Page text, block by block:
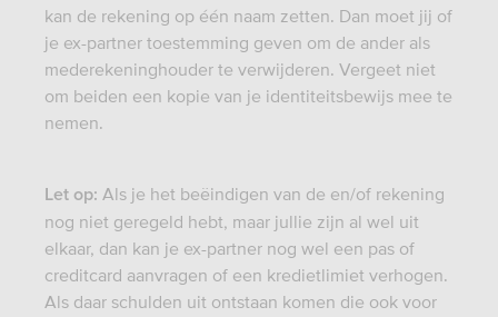
kan de rekening op één naam zetten. Dan moet jij of
je ex-partner toestemming geven om de ander als
mederekeninghouder te verwijderen. Vergeet niet
om beiden een kopie van je identiteitsbewijs mee te
nemen.
Let op: Als je het beëindigen van de en/of rekening
nog niet geregeld hebt, maar jullie zijn al wel uit
elkaar, dan kan je ex-partner nog wel een pas of
creditcard aanvragen of een kredietlimiet verhogen.
Als daar schulden uit ontstaan komen die ook voor